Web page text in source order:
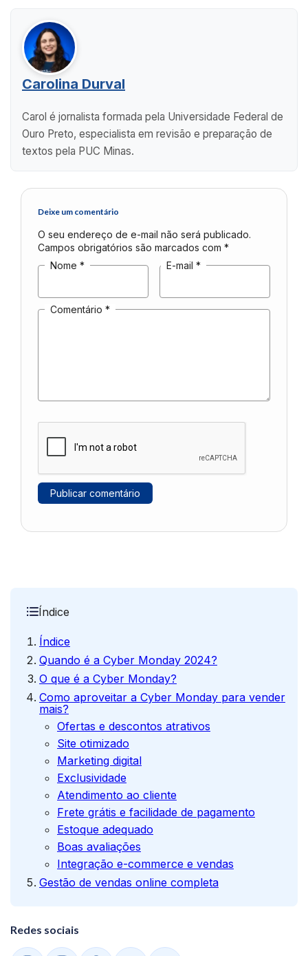
Carolina Durval
Carol é jornalista formada pela Universidade Federal de
Ouro Preto, especialista em revisão e preparação de
textos pela PUC Minas.
Deixe um comentário
O seu endereço de e-mail não será publicado.
Campos obrigatórios são marcados com *
Nome * E-mail *
Comentário *
Índice
Índice
Quando é a Cyber Monday 2024?
O que é a Cyber Monday?
Como aproveitar a Cyber Monday para vender
mais?
Ofertas e descontos atrativos
Site otimizado
Marketing digital
Exclusividade
Atendimento ao cliente
Frete grátis e facilidade de pagamento
Estoque adequado
Boas avaliações
Integração e-commerce e vendas
Gestão de vendas online completa
Redes sociais